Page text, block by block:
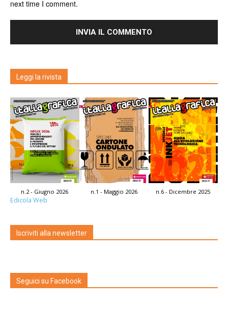
next time I comment.
Leggi la rivista
n.2 - Giugno 2026 n.1 - Maggio 2026 n.6 - Dicembre 2025
Edicola Web
Iscriviti alla newsletter
Seguici su Facebook